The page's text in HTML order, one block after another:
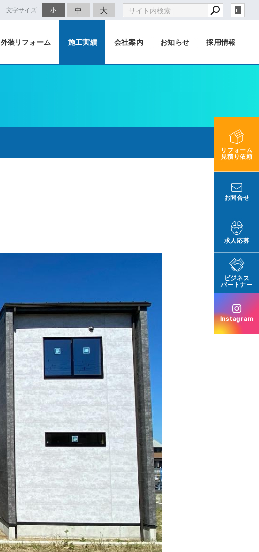
文字サイズ 小 中 大
外装リフォーム 施工実績 会社案内 お知らせ 採用情報
リフォーム
見積り依頼
お問合せ
求人応募
ビジネス
パートナー
Instagram